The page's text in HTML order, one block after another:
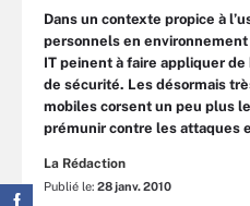
Dans un contexte propice à
personnels en
IT peinent à faire appliquer
de sécurité. Les désormais
mobiles corsent un peu plus
prémunir contre les attaques
La Rédaction
Publié le: 28 janv. 2010